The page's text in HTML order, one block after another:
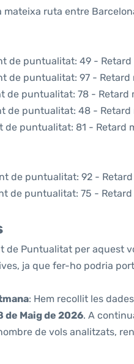
ruta entre
de puntualitat: 49 -
de puntualitat: 97 - Retard
de puntualitat: 78 - Retard
de puntualitat: 48 - Retard
de puntualitat: 81 - Retard
de puntualitat: 92 -
de puntualitat: 75 -
de Puntualitat per aquest
ja que fer-ho podria
: Hem recollit les
de Maig de 2026. A
de vols analitzats,